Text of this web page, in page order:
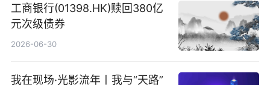
工商银行(01398.HK)赎回380亿
元次级债券
2026-06-30
我在现场·光影流年丨我与“天路”